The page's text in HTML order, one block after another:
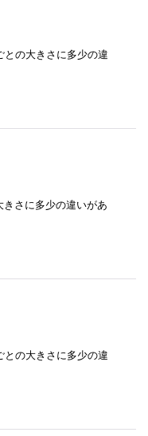
の大きさに多少の違
さに多少の違いがあ
の大きさに多少の違